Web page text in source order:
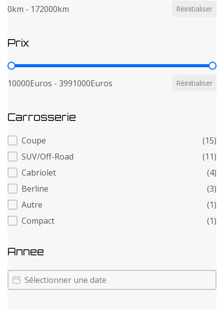
0km - 172000km Réinitialiser
Prix
Prix
10000Euros - 3991000Euros Réinitialiser
Carrosserie
Carrosserie
Coupe
(15)
SUV/Off-Road
(11)
Cabriolet
(4)
Berline
(3)
Autre
(1)
Compact
(1)
Annee
Annee
Annee